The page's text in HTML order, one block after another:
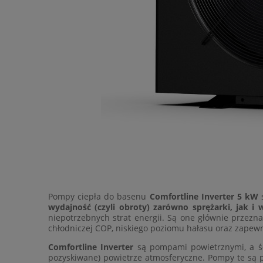
Pompy ciepła do basenu Comfortline Inverter 5 kW
wydajność (czyli obroty) zarówno sprężarki, jak i
niepotrzebnych strat energii. Są one głównie
chłodniczej COP, niskiego poziomu hałasu oraz
Comfortline Inverter są pompami powietrznymi, a
pozyskiwane) powietrze atmosferyczne. Pompy te